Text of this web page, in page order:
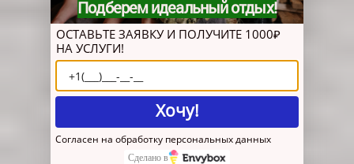
Подберем идеальный отдых!
ОСТАВЬТЕ ЗАЯВКУ И ПОЛУЧИТЕ 1000₽
НА УСЛУГИ!
Хочу!
Согласен на обработку персональных данных
Сделано в